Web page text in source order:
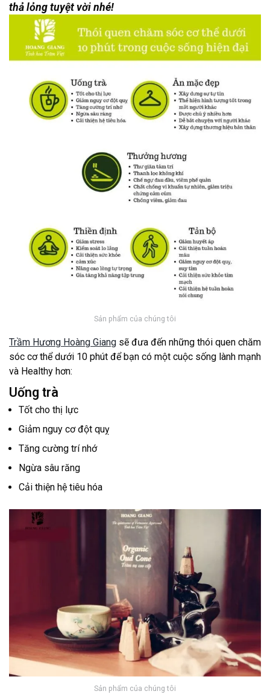
thả lỏng tuyệt vời nhé!
Sản phẩm của chúng tôi
Trầm Hương Hoàng Giang sẽ đưa đến những thói quen chăm
sóc cơ thể dưới 10 phút để bạn có một cuộc sống lành mạnh
và Healthy hơn:
Uống trà
Tốt cho thị lực
Giảm nguy cơ đột quỵ
Tăng cường trí nhớ
Ngừa sâu răng
Cải thiện hệ tiêu hóa
Sản phẩm của chúng tôi